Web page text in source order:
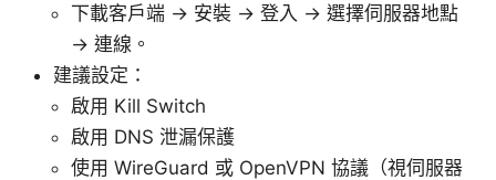
下載客戶端 -> 安裝 -> 登入 -> 選擇伺服器地點
-> 連線。
建議設定：
啟用 Kill Switch
啟用 DNS 泄漏保護
使用 WireGuard 或 OpenVPN 協議（視伺服器